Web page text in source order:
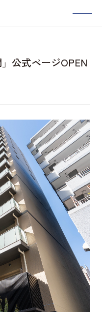
公式ページOPEN